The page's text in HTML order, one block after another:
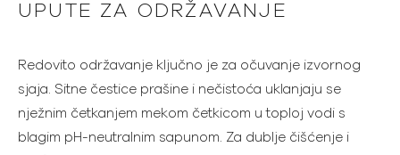
UPUTE ZA ODRŽAVANJE
Redovito održavanje ključno je za očuvanje izvornog
sjaja. Sitne čestice prašine i nečistoća uklanjaju se
nježnim četkanjem mekom četkicom u toploj vodi s
blagim pH-neutralnim sapunom. Za dublje čišćenje i